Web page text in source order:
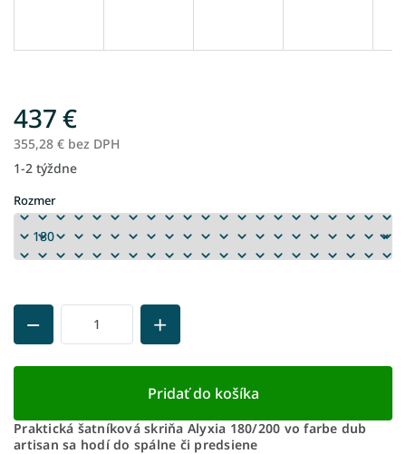
437 €
355,28 € bez DPH
Jednotková
1-2 týždne
Rozmer
Pridať do košíka
Praktická šatníková skriňa Alyxia 180/200 vo farbe dub
artisan sa hodí do spálne či predsiene